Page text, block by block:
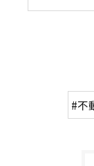
#不